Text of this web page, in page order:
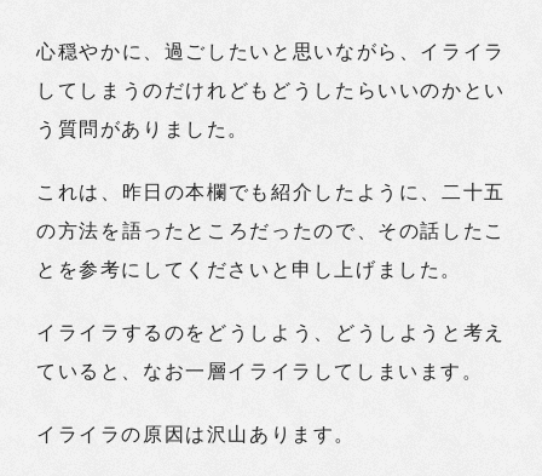
心穏やかに、過ごしたいと思いながら、イライラ
してしまうのだけれどもどうしたらいいのかとい
う質問がありました。
これは、昨日の本欄でも紹介したように、二十五
の方法を語ったところだったので、その話したこ
とを参考にしてくださいと申し上げました。
イライラするのをどうしよう、どうしようと考え
ていると、なお一層イライラしてしまいます。
イライラの原因は沢山あります。